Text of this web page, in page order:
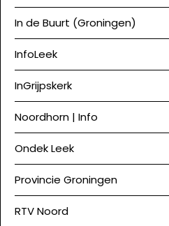
In de Buurt (Groningen)
InfoLeek
InGrijpskerk
Noordhorn | Info
Ondek Leek
Provincie Groningen
RTV Noord